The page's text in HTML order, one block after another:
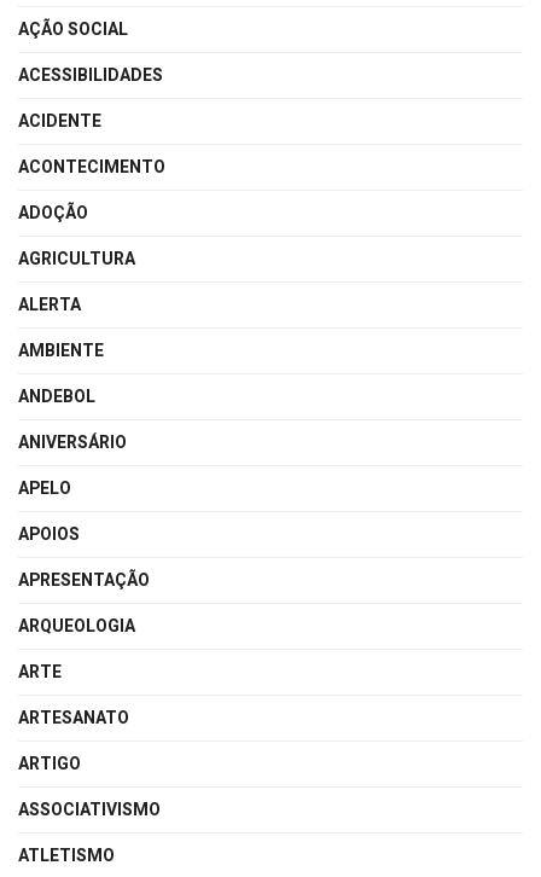
AÇÃO SOCIAL
ACESSIBILIDADES
ACIDENTE
ACONTECIMENTO
ADOÇÃO
AGRICULTURA
ALERTA
AMBIENTE
ANDEBOL
ANIVERSÁRIO
APELO
APOIOS
APRESENTAÇÃO
ARQUEOLOGIA
ARTE
ARTESANATO
ARTIGO
ASSOCIATIVISMO
ATLETISMO